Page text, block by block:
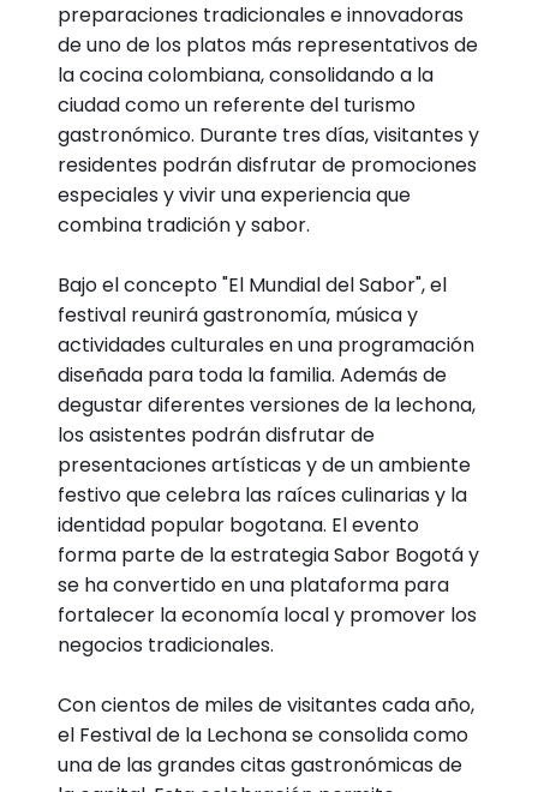
preparaciones tradicionales e innovadoras
de uno de los platos más representativos de
la cocina colombiana, consolidando a la
ciudad como un referente del turismo
gastronómico. Durante tres días, visitantes y
residentes podrán disfrutar de promociones
especiales y vivir una experiencia que
combina tradición y sabor.
Bajo el concepto "El Mundial del Sabor", el
festival reunirá gastronomía, música y
actividades culturales en una programación
diseñada para toda la familia. Además de
degustar diferentes versiones de la lechona,
los asistentes podrán disfrutar de
presentaciones artísticas y de un ambiente
festivo que celebra las raíces culinarias y la
identidad popular bogotana. El evento
forma parte de la estrategia Sabor Bogotá y
se ha convertido en una plataforma para
fortalecer la economía local y promover los
negocios tradicionales.
Con cientos de miles de visitantes cada año,
el Festival de la Lechona se consolida como
una de las grandes citas gastronómicas de